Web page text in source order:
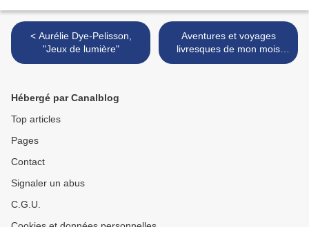
< Aurélie Dye-Pelisson,
"Jeux de lumière"
Aventures et voyages
livresques de mon mois
d'août >
Hébergé par Canalblog
Top articles
Pages
Contact
Signaler un abus
C.G.U.